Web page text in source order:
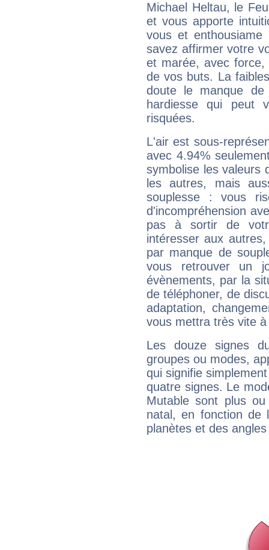
Michael Heltau, le
et vous apporte
vous et
savez affirmer votre
et marée, avec
de vos buts. La
doute le manque
hardiesse qui peut
risquées.
L'air est sous-
avec 4.94%
symbolise les valeurs
les autres, mais
souplesse : vous
d'incompréhension
pas à sortir de
intéresser aux
par manque de
vous retrouver un
évènements, par la
de téléphoner, de
adaptation,
vous mettra très vite
Les douze signes
groupes ou modes,
qui signifie
quatre signes. Le
Mutable sont plus
natal, en fonction de
planètes et des